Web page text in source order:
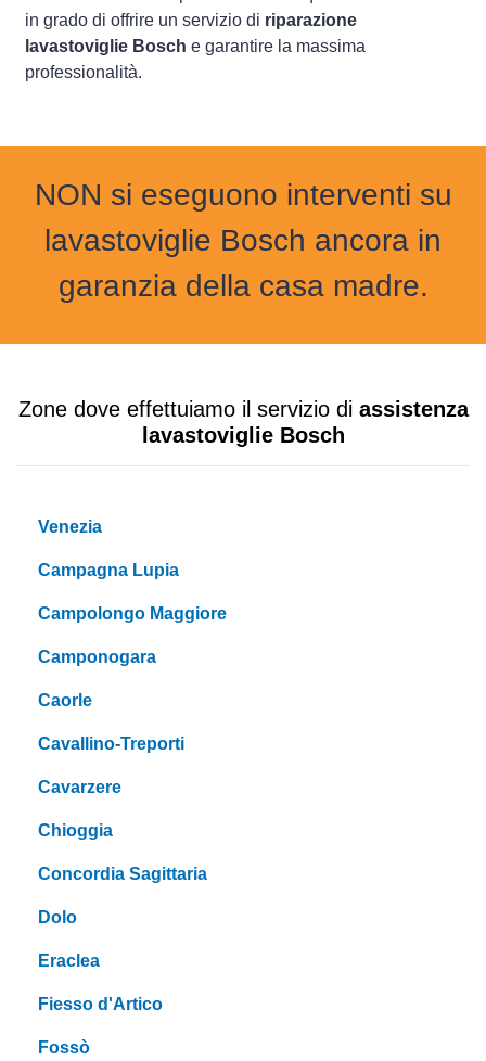
in grado di offrire un servizio di riparazione
lavastoviglie Bosch e garantire la massima
professionalità.
NON si eseguono interventi su
lavastoviglie Bosch ancora in
garanzia della casa madre.
Zone dove effettuiamo il servizio di assistenza
lavastoviglie Bosch
Venezia
Campagna Lupia
Campolongo Maggiore
Camponogara
Caorle
Cavallino-Treporti
Cavarzere
Chioggia
Concordia Sagittaria
Dolo
Eraclea
Fiesso d'Artico
Fossò